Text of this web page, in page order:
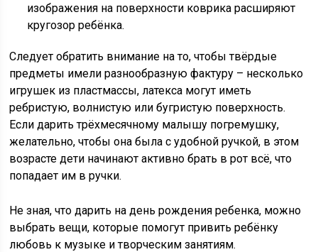
изображения на поверхности коврика расширяют
кругозор ребёнка.
Следует обратить внимание на то, чтобы твёрдые
предметы имели разнообразную фактуру – несколько
игрушек из пластмассы, латекса могут иметь
ребристую, волнистую или бугристую поверхность.
Если дарить трёхмесячному малышу погремушку,
желательно, чтобы она была с удобной ручкой, в этом
возрасте дети начинают активно брать в рот всё, что
попадает им в ручки.
Не зная, что дарить на день рождения ребенка, можно
выбрать вещи, которые помогут привить ребёнку
любовь к музыке и творческим занятиям.